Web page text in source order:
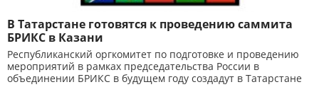
В Татарстане готовятся к проведению саммита
БРИКС в Казани
Республиканский оргкомитет по подготовке и проведению
мероприятий в рамках председательства России в
объединении БРИКС в будущем году создадут в Татарстане